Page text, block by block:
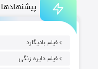
پیشنهادها
فیلم بادیگارد
فیلم دایره زنگی